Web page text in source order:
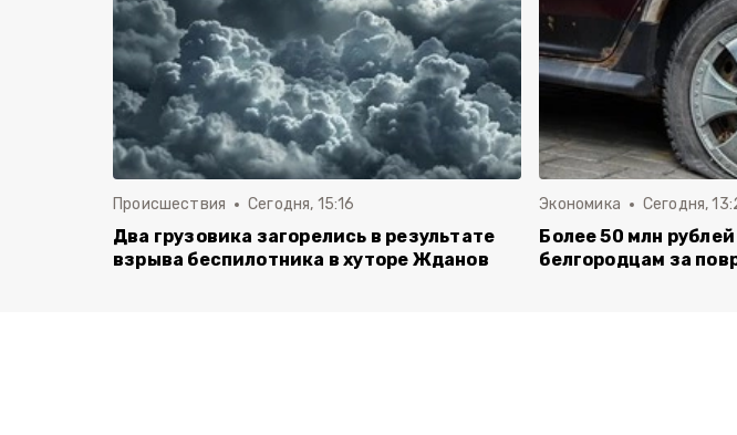
Происшествия Сегодня, 15:16
Два грузовика загорелись в результате
взрыва беспилотника в хуторе Жданов
Экономика Сегодня,
Более 50 млн
белгородцам за